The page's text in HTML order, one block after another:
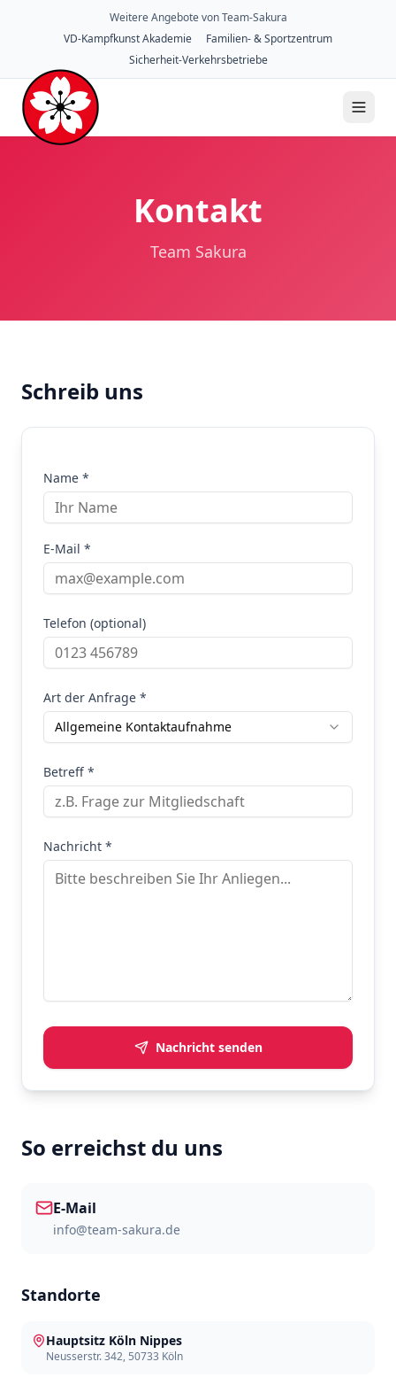
Weitere Angebote von Team-Sakura
VD-Kampfkunst Akademie
Familien- & Sportzentrum
Sicherheit-Verkehrsbetriebe
Kontakt
Team Sakura
Schreib uns
Name *
E-Mail *
Telefon (optional)
Art der Anfrage *
Allgemeine Kontaktaufnahme
Betreff *
Nachricht *
Nachricht senden
So erreichst du uns
E-Mail
info@team-sakura.de
Standorte
Hauptsitz Köln Nippes
Neusserstr. 342, 50733 Köln